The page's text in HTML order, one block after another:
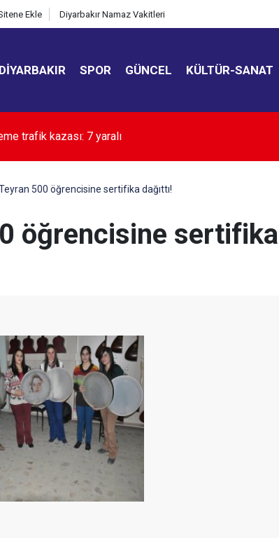
Ekle Diyarbakır Namaz Vakitleri
DIYARBAKIR SPOR GÜNCEL KÜLTÜR-SANAT
en çok izlenen 10 film açıklandı
500 öğrencisine sertifika dağıttı!
öğrencisine sertifika